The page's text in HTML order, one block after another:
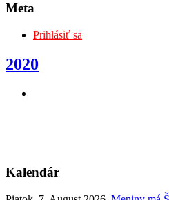
Meta
Prihlásiť sa
2020
Kalendár